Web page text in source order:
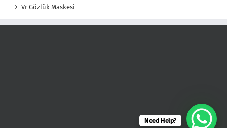
Vr Gözlük Maskesi
Need Help?